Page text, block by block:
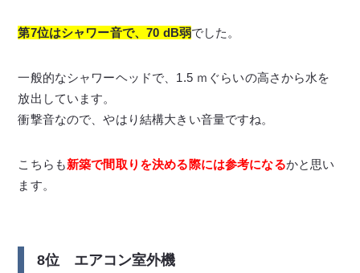
第7位はシャワー音で、70 dB弱でした。
一般的なシャワーヘッドで、1.5 ｍぐらいの高さから水を
放出しています。
衝撃音なので、やはり結構大きい音量ですね。
こちらも新築で間取りを決める際には参考になるかと思い
ます。
8位 エアコン室外機